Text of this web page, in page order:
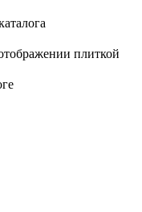
плиткой